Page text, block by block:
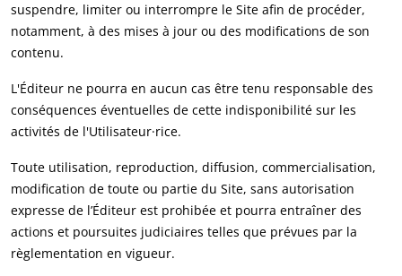
suspendre, limiter ou interrompre le Site afin de procéder,
notamment, à des mises à jour ou des modifications de son
contenu.
L'Éditeur ne pourra en aucun cas être tenu responsable des
conséquences éventuelles de cette indisponibilité sur les
activités de l'Utilisateur·rice.
Toute utilisation, reproduction, diffusion, commercialisation,
modification de toute ou partie du Site, sans autorisation
expresse de l’Éditeur est prohibée et pourra entraîner des
actions et poursuites judiciaires telles que prévues par la
règlementation en vigueur.